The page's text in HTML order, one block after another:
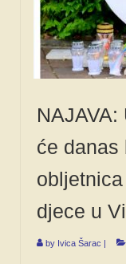
NAJAVA:
će danas
djece u
by Ivica Šarac